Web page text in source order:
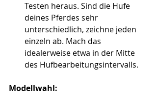
Testen heraus. Sind die Hufe
deines Pferdes sehr
unterschiedlich, zeichne jeden
einzeln ab. Mach das
idealerweise etwa in der Mitte
des Hufbearbeitungsintervalls.
Modellwahl: